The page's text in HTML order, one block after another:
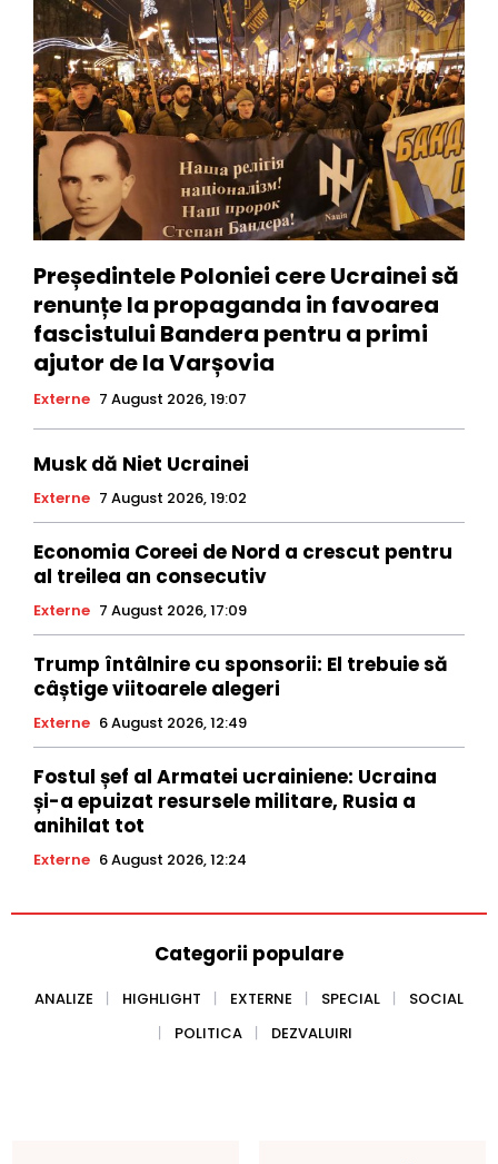
Președintele Poloniei cere Ucrainei să
renunțe la propaganda in favoarea
fascistului Bandera pentru a primi
ajutor de la Varșovia
Externe 7 August 2026, 19:07
Musk dă Niet Ucrainei
Externe 7 August 2026, 19:02
Economia Coreei de Nord a crescut pentru
al treilea an consecutiv
Externe 7 August 2026, 17:09
Trump întâlnire cu sponsorii: El trebuie să
câștige viitoarele alegeri
Externe 6 August 2026, 12:49
Fostul șef al Armatei ucrainiene: Ucraina
și-a epuizat resursele militare, Rusia a
anihilat tot
Externe 6 August 2026, 12:24
Categorii populare
ANALIZE HIGHLIGHT EXTERNE SPECIAL
SOCIAL
POLITICA
DEZVALUIRI